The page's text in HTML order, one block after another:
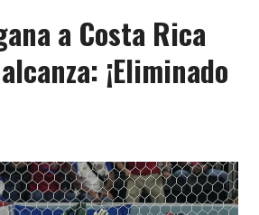
a Costa Rica
¡Eliminado